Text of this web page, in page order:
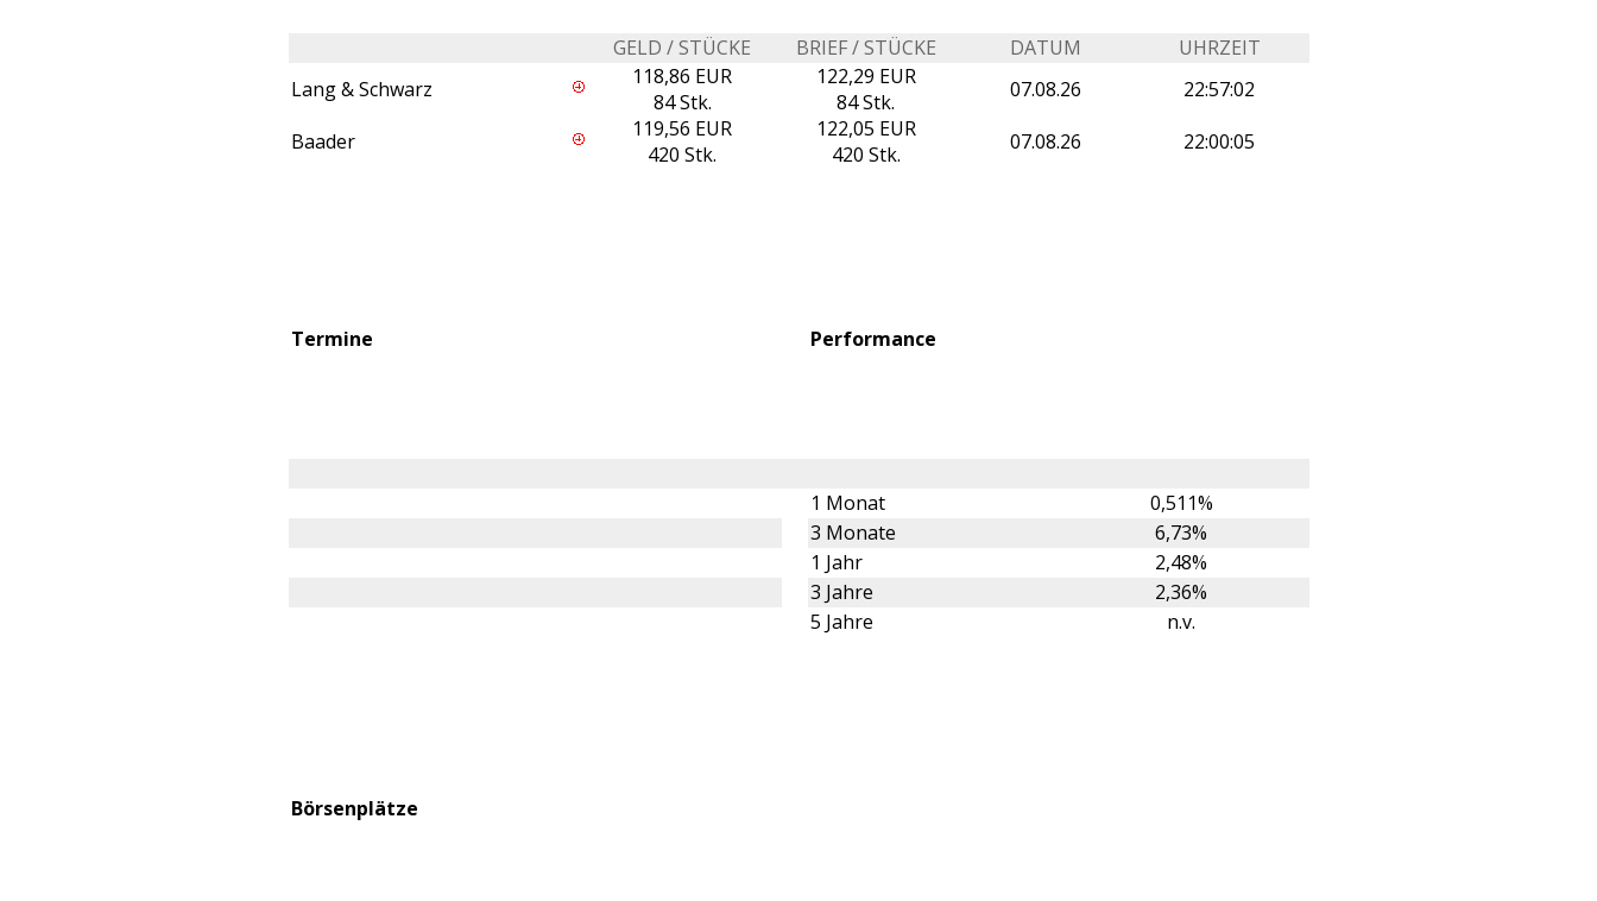
GELD / STÜCKE BRIEF / STÜCKE DATUM
UHRZEIT
Lang & Schwarz
118,86 EUR
84 Stk.
122,29 EUR
84 Stk.
07.08.26
22:57:02
Baader
119,56 EUR
420 Stk.
122,05 EUR
420 Stk.
07.08.26 22:00:05
Termine Performance
1 Monat
0,511%
3 Monate
6,73%
1 Jahr
2,48%
3 Jahre
2,36%
5 Jahre
n.v.
Börsenplätze